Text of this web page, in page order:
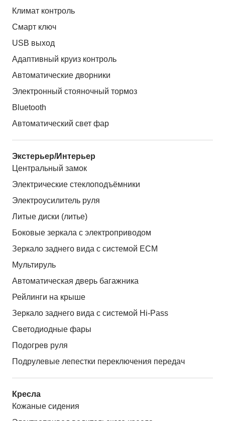
Климат контроль
Смарт ключ
USB выход
Адаптивный круиз контроль
Автоматические дворники
Электронный стояночный тормоз
Bluetooth
Автоматический свет фар
Экстерьер/Интерьер
Центральный замок
Электрические стеклоподъёмники
Электроусилитель руля
Литые диски (литье)
Боковые зеркала с электроприводом
Зеркало заднего вида с системой ЕСМ
Мультируль
Автоматическая дверь багажника
Рейлинги на крыше
Зеркало заднего вида с системой Hi-Pass
Светодиодные фары
Подогрев руля
Подрулевые лепестки переключения передач
Кресла
Кожаные сидения